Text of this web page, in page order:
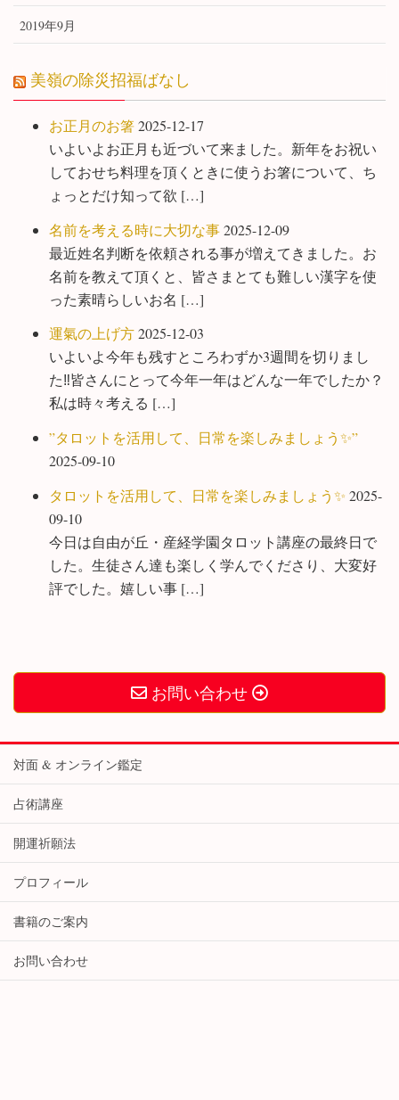
2019年9月
美嶺の除災招福ばなし
お正月のお箸2025-12-17
いよいよお正月も近づいて来ました。新年をお祝い
しておせち料理を頂くときに使うお箸について、ち
ょっとだけ知って欲 […]
名前を考える時に大切な事2025-12-09
最近姓名判断を依頼される事が増えてきました。お
名前を教えて頂くと、皆さまとても難しい漢字を使
った素晴らしいお名 […]
運氣の上げ方2025-12-03
いよいよ今年も残すところわずか3週間を切りまし
た‼️皆さんにとって今年一年はどんな一年でしたか？
私は時々考える […]
”タロットを活用して、日常を楽しみましょう✨”
2025-09-10
タロットを活用して、日常を楽しみましょう✨ 2025-
09-10
今日は自由が丘・産経学園タロット講座の最終日で
した。生徒さん達も楽しく学んでくださり、大変好
評でした。嬉しい事 […]
お問い合わせ
対面 & オンライン鑑定
占術講座
開運祈願法
プロフィール
書籍のご案内
お問い合わせ